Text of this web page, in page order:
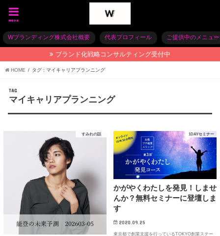
menu
Wブランディング株式会社概要 代表プロフィール ご提供中のメニュー
ブランド化戦略コンサルティング受付中
HOME タグ : マイキャリアプランニング
TAG
マイキャリアプランニング
すみれの話 1DAYセミナー
かがやくわたしを発見！しませ
んか？無料セミナーに登壇しま
す
2020.09.25
東京都で創業支援を行っているTOKYO創業ステー